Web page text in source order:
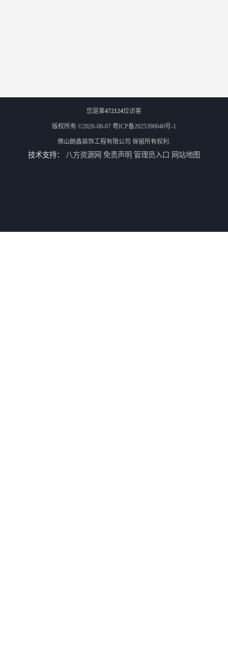
您是第472124位访客
版权所有 ©2026-08-07 粤ICP备2025390040号-1
佛山朗鑫装饰工程有限公司 保留所有权利.
技术支持： 八方资源网 免责声明 管理员入口 网站地图